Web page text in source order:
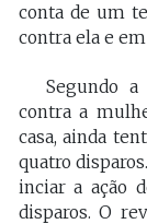
conta de um
contra ela e
Segundo
contra a
casa, ainda
quatro
inciar a ação
disparos. O